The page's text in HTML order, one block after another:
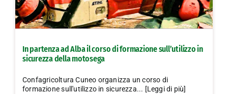
In partenza ad Alba il corso di formazione sull’utilizzo in
sicurezza della motosega
Confagricoltura Cuneo organizza un corso di
formazione sull'utilizzo in sicurezza... [Leggi di più]